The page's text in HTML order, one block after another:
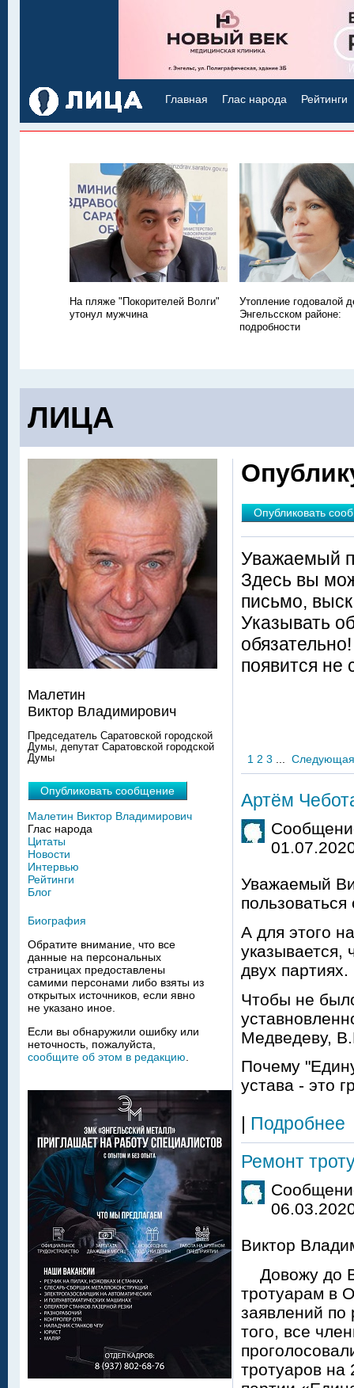
Главная Глас народа Рейтинги
На пляже "Покорителей Волги"
утонул мужчина
Утопление годовалой
Энгельсском районе:
подробности
ЛИЦА
Опубликовать
Уважаемый
Здесь вы
письмо,
Указывать
появится не
1 2 3 Следующая
Артём
Уважаемый
А для этого
указывается,
двух партиях.
Чтобы не
Медведеву,
Почему
устава - это
| Подробнее
Ремонт
Виктор
Довожу до
тротуарам в
заявлений по
того, все
тротуаров на
Малетин
Виктор Владимирович
Председатель Саратовской городской
Думы, депутат Саратовской городской
Думы
Опубликовать сообщение
Малетин Виктор Владимирович
Глас народа
Цитаты
Новости
Интервью
Рейтинги
Блог
Биография
Обратите внимание, что все
данные на персональных
страницах предоставлены
самими персонами либо взяты из
открытых источников, если явно
не указано иное.
Если вы обнаружили ошибку или
неточность, пожалуйста,
сообщите об этом в редакцию